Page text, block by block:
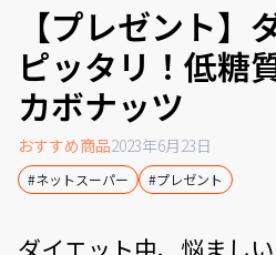
【プレゼント】
ピッタリ！低糖
カボナッツ
おすすめ商品2023年6月23日
#ネットスーパー #プレゼント